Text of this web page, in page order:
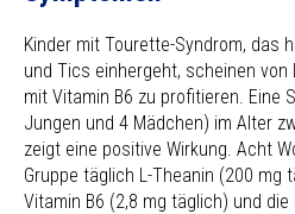
Kinder mit Tourette-Syndrom, das
und Tics einhergeht, scheinen von
mit Vitamin B6 zu profitieren. Eine
Jungen und 4 Mädchen) im Alter
zeigt eine positive Wirkung. Acht
Gruppe täglich L-Theanin (200 mg
Vitamin B6 (2,8 mg täglich) und